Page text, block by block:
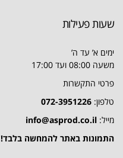
שעות פעילות
ימים א’ עד ה’
משעה 08:00 ועד 17:00
פרטי התקשרות
טלפון: 072-3951226
מייל: info@asprod.co.il
התמונות באתר להמחשה בלבד!